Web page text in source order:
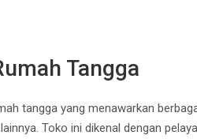
Tangga
tangga yang menawarkan
Toko ini dikenal dengan